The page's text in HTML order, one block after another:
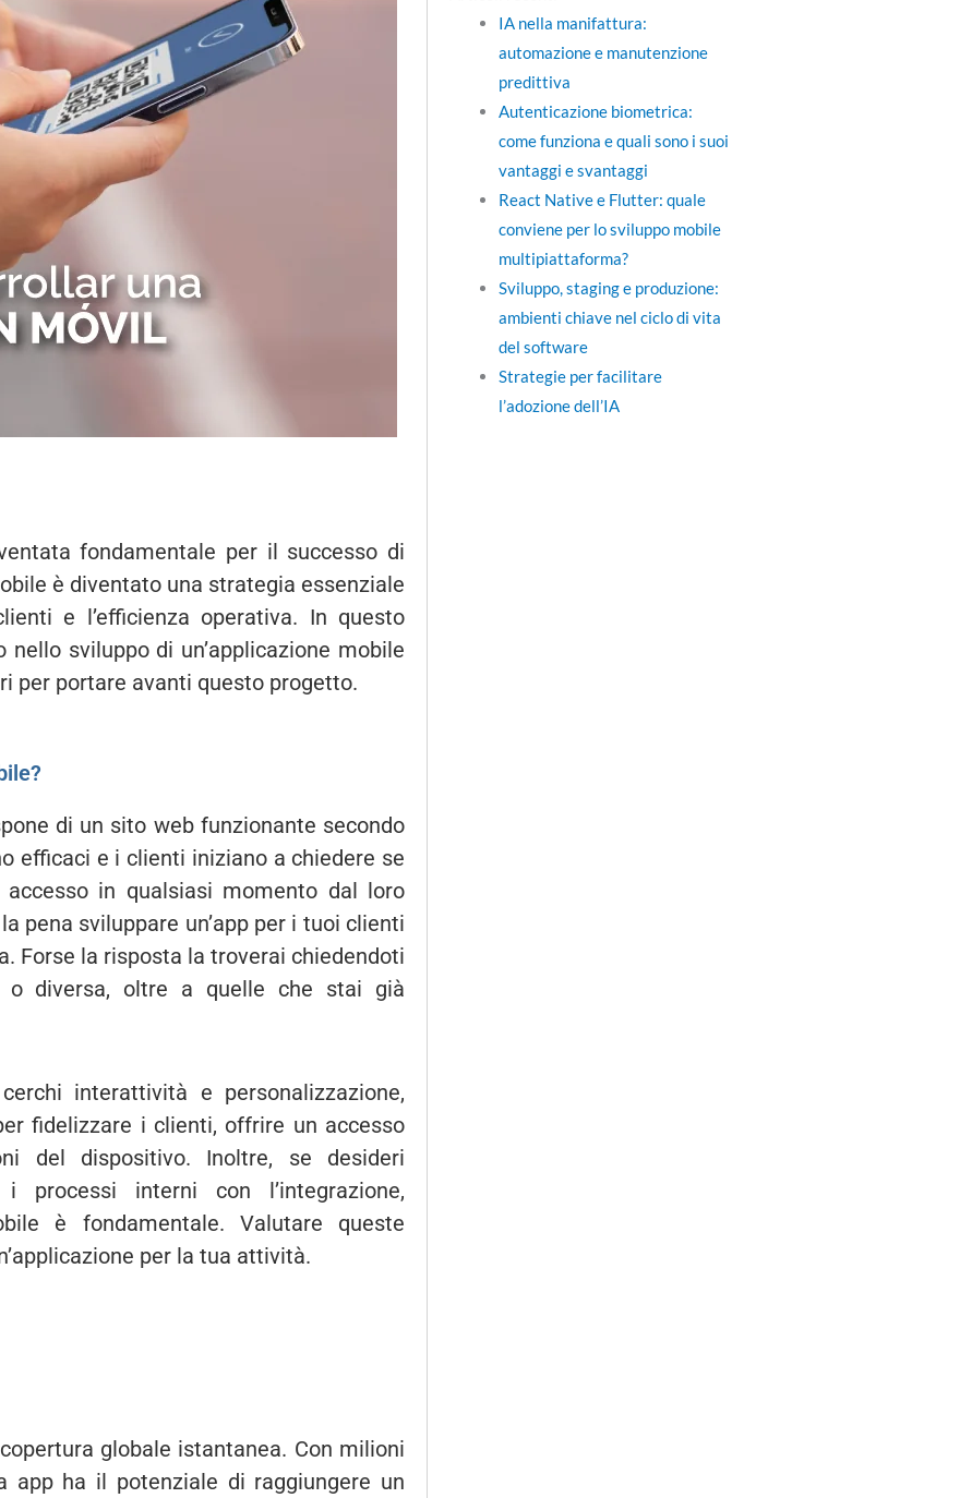
fondamentale per il successo di
è diventato una strategia essenziale
e l’efficienza operativa. In questo
sviluppo di un’applicazione mobile
per portare avanti questo progetto.
di un sito web funzionante secondo
efficaci e i clienti iniziano a chiedere se
in qualsiasi momento dal loro
pena sviluppare un’app per i tuoi clienti
Forse la risposta la troverai chiedendoti
o diversa, oltre a quelle che stai già
interattività e personalizzazione,
fidelizzare i clienti, offrire un accesso
del dispositivo. Inoltre, se desideri
processi interni con l’integrazione,
è fondamentale. Valutare queste
per la tua attività.
globale istantanea. Con milioni
ha il potenziale di raggiungere un
IA nella manifattura:
automazione e manutenzione
predittiva
Autenticazione biometrica:
come funziona e quali sono i suoi
vantaggi e svantaggi
React Native e Flutter: quale
conviene per lo sviluppo mobile
multipiattaforma?
Sviluppo, staging e produzione:
ambienti chiave nel ciclo di vita
del software
Strategie per facilitare
l’adozione dell’IA